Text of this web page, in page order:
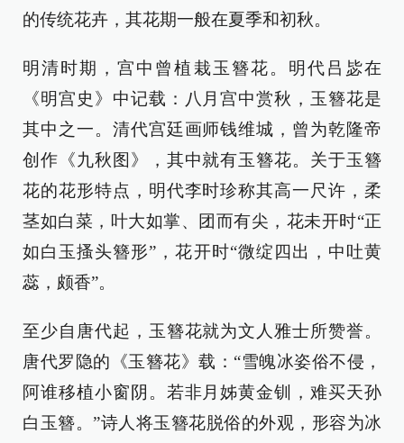
的传统花卉，其花期一般在夏季和初秋。
明清时期，宫中曾植栽玉簪花。明代吕毖在
《明宫史》中记载：八月宫中赏秋，玉簪花是
其中之一。清代宫廷画师钱维城，曾为乾隆帝
创作《九秋图》，其中就有玉簪花。关于玉簪
花的花形特点，明代李时珍称其高一尺许，柔
茎如白菜，叶大如掌、团而有尖，花未开时“正
如白玉搔头簪形”，花开时“微绽四出，中吐黄
蕊，颇香”。
至少自唐代起，玉簪花就为文人雅士所赞誉。
唐代罗隐的《玉簪花》载：“雪魄冰姿俗不侵，
阿谁移植小窗阴。若非月姊黄金钏，难买天孙
白玉簪。”诗人将玉簪花脱俗的外观，形容为冰